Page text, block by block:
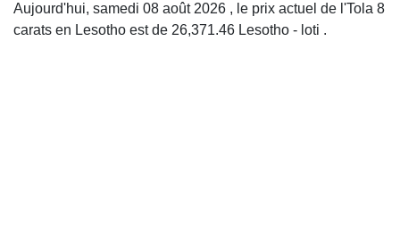
Aujourd'hui, samedi 08 août 2026 , le prix actuel de l'Tola 8
carats en Lesotho est de 26,371.46 Lesotho - loti .